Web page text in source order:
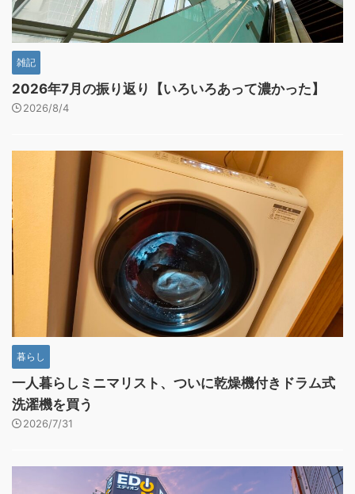
雑記
2026年7月の振り返り【いろいろあって濃かった】
2026/8/4
暮らし
一人暮らしミニマリスト、ついに乾燥機付きドラム式
洗濯機を買う
2026/7/31